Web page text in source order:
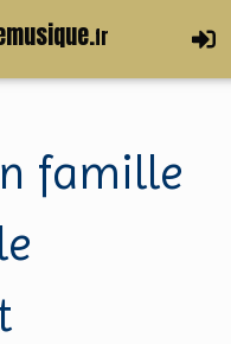
fr
famille